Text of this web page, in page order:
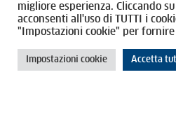
Cookie Policy
Privacy Policy
migliore esperienza. Cliccando
acconsenti all'uso di TUTTI i
"Impostazioni cookie" per
Impostazioni cookie Accetta